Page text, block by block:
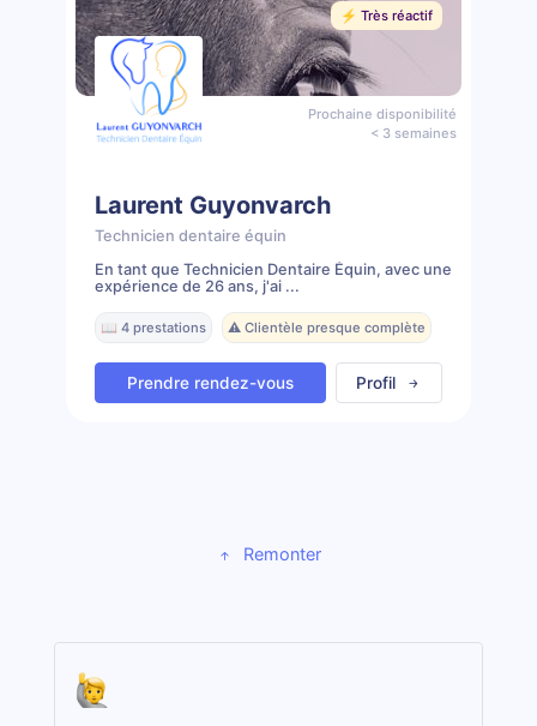
⚡️ Très réactif
Prochaine disponibilité
< 3 semaines
Laurent Guyonvarch
Technicien dentaire équin
En tant que Technicien Dentaire Équin, avec une
expérience de 26 ans, j'ai ...
📖 4 prestations ⚠️ Clientèle presque complète
Prendre rendez-vous Profil
Remonter